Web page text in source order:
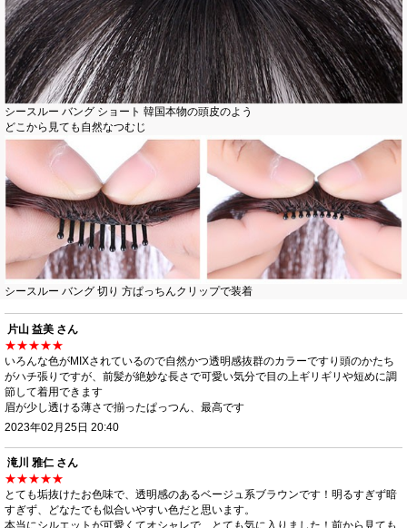
シースルー バング ショート 韓国本物の頭皮のよう
どこから見ても自然なつむじ
シースルー バング 切り 方ぱっちんクリップで装着
片山 益美 さん
★★★★★
いろんな色がMIXされているので自然かつ透明感抜群のカラーですり頭のかたち
がハチ張りですが、前髪が絶妙な長さで可愛い気分で目の上ギリギリや短めに調
節して着用できます
眉が少し透ける薄さで揃ったぱっつん、最高です
2023年02月25日 20:40
滝川 雅仁 さん
★★★★★
とても垢抜けたお色味で、透明感のあるベージュ系ブラウンです！明るすぎず暗
すぎず、どなたでも似合いやすい色だと思います。